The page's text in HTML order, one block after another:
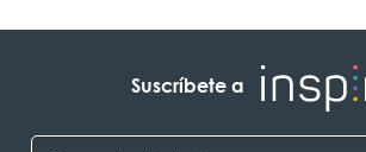
Suscríbete a